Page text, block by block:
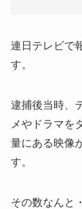
連日テレビで
す。
逮捕後当時、
メやドラマを
量にある映像
す。
その数なんと